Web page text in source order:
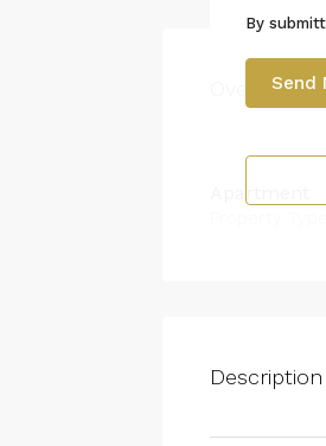
By
Send
Overview
Description